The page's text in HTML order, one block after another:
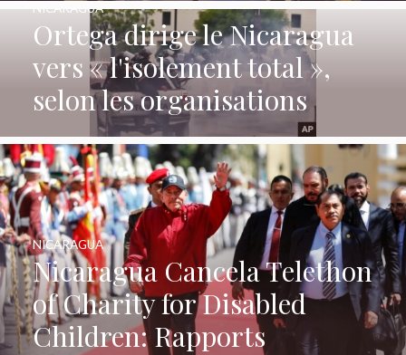
Ortega dirige le Nicaragua
vers « l'isolement total »,
selon les organisations
NICARAGUA
Nicaragua Cancela Telethon
of Charity for Disabled
Children: Rapports
NICARAGUA